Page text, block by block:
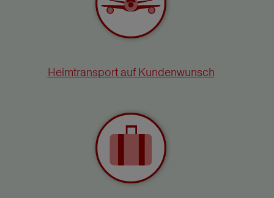
Heimtransport auf Kundenwunsch